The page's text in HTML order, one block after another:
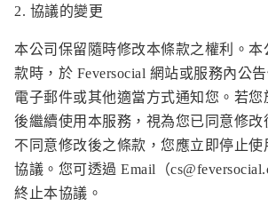
2. 協議的變更
本公司保留隨時修改本條款之權利。本
款時，於 Feversocial 網站或服務內公
電子郵件或其他適當方式通知您。若
後繼續使用本服務，視為您已同意修改
不同意修改後之條款，您應立即停止
協議。您可透過 Email（
終止本協議。